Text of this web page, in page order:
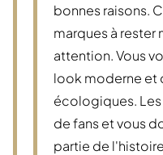
bonnes raisons.
marques à rester
attention. Vous
look moderne et
écologiques.
de fans et vous
partie de